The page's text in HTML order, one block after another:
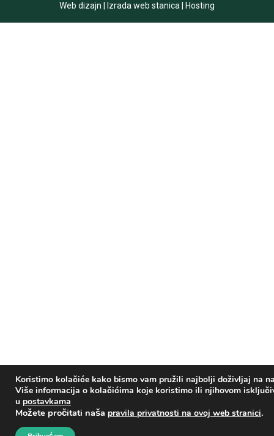
Koristimo kolačiće kako bismo vam pružili najbolji doživljaj na
Više informacija o kolačićima koje koristimo ili njihovom
u postavkama
Možete pročitati naša pravila privatnosti na ovoj web stranici.
Web dizajn
Izrada web stanica Hosting